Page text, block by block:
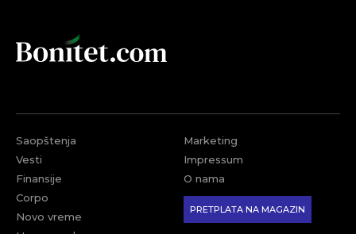
Saopštenja
Vesti
Finansije
Corpo
Novo vreme
Marketing
Impressum
O nama
PRETPLATA NA MAGAZIN